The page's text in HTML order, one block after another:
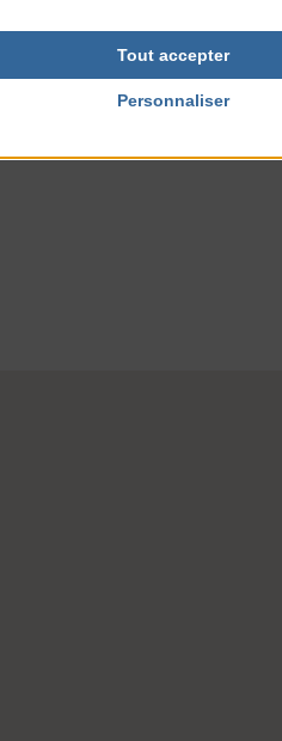
Tout accepter
Personnaliser